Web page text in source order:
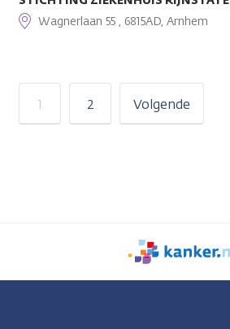
Wagnerlaan 55 , 6815AD, Arnhem
1 2 Volgende
We
zijn